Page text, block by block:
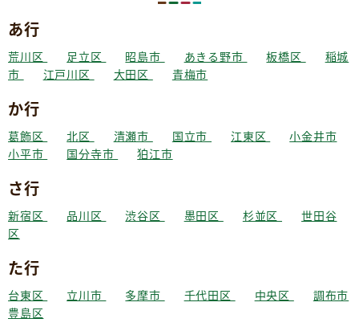
あ行
荒川区 足立区 昭島市 あきる野市 板橋区
稲城
市
江戸川区 大田区 青梅市
か行
葛飾区 北区 清瀬市 国立市 江東区
小金井市
小平市
国分寺市 狛江市
さ行
新宿区 品川区 渋谷区 墨田区 杉並区
世田谷
区
た行
台東区 立川市 多摩市 千代田区 中央区
調布市
豊島区